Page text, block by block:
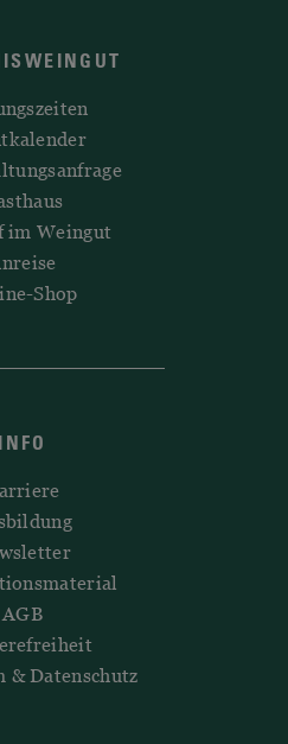
im Weingut
Shop
INFO
AGB
& Datenschutz